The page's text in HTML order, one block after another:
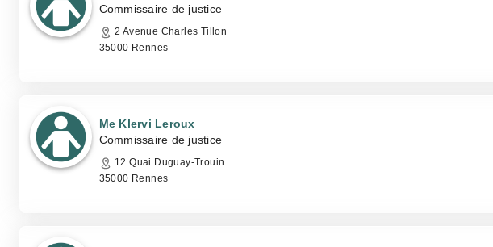
Commissaire de justice
2 Avenue Charles Tillon
35000 Rennes
Me Klervi Leroux
Commissaire de justice
12 Quai Duguay-Trouin
35000 Rennes